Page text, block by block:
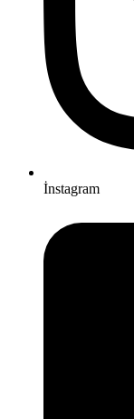
İnstagram